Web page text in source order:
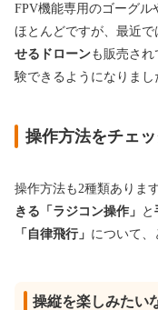
FPV機能専用のゴーグ
ほとんどですが、最近で
せるドローンも販売され
験できるようになりまし
操作方法をチェッ
操作方法も2種類ありま
きる「ラジコン操作」 と
「自律飛行」 について、
操縦を楽しみたい